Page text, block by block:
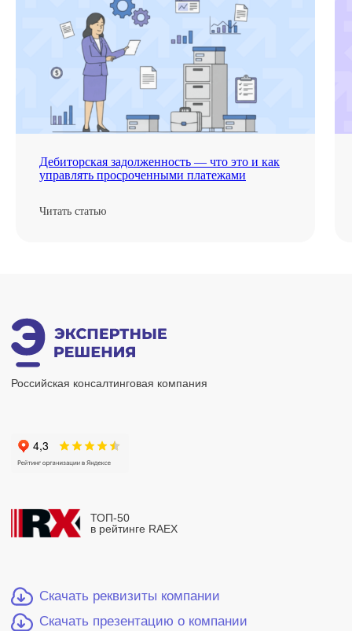
Дебиторская задолженность — что это и как
управлять просроченными платежами
Читать статью